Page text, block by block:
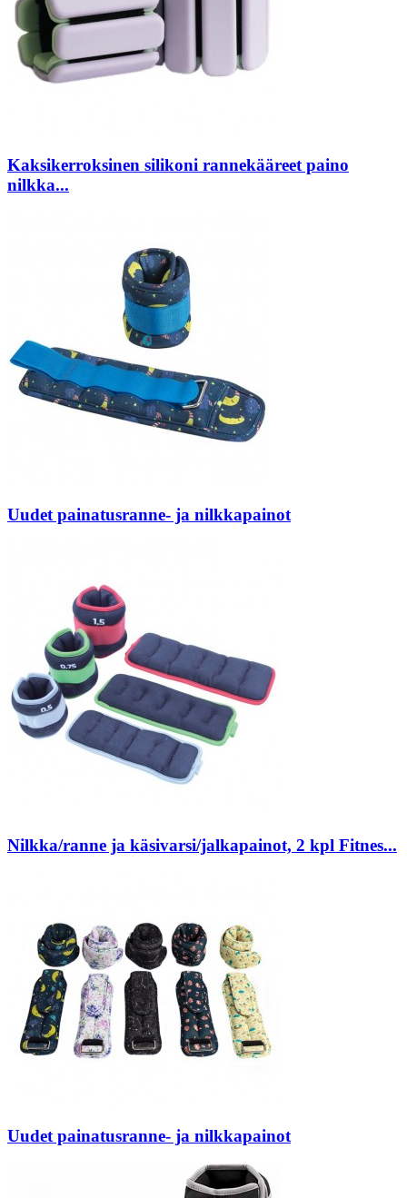
Kaksikerroksinen silikoni rannekääreet paino
nilkka...
Uudet painatusranne- ja nilkkapainot
Nilkka/ranne ja käsivarsi/jalkapainot, 2 kpl Fitnes...
Uudet painatusranne- ja nilkkapainot